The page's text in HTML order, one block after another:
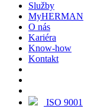
Služby
MyHERMAN
O nás
Kariéra
Know-how
Kontakt
ISO 9001